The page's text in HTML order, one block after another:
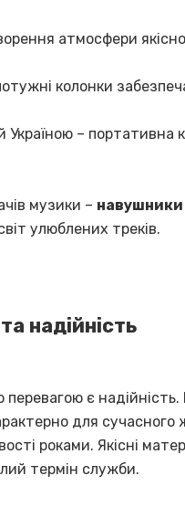
атмосфери
колонки
Україною – портативна
музики –
улюблених треків.
надійність
є надійність.
для сучасного
роками. Якісні
термін служби.